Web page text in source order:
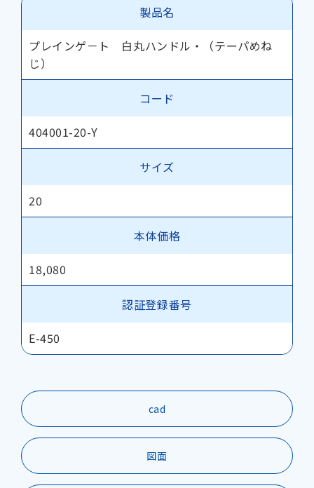
製品名
プレインゲ－ト 白丸ハンドル・（テーパめね
じ）
コード
404001-20-Y
サイズ
20
本体価格
18,080
認証登録番号
E-450
cad
図面